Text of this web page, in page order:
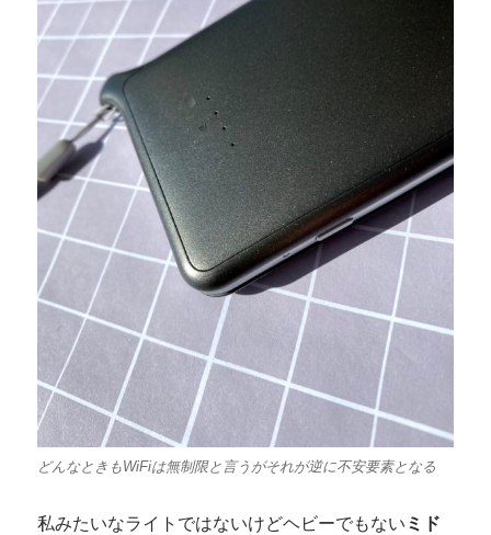
どんなときもWiFiは無制限と言うがそれが逆に不安要素となる
私みたいなライトではないけどヘビーでもない ミド